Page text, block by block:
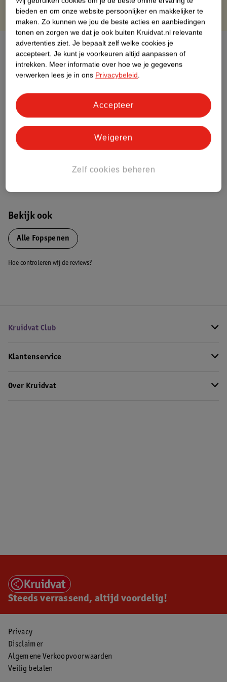
Over dit product
Productinformatie
Nature Impact Score
Dit product heeft (nog) geen Nature
Impact Score.
Meer informatie
Bekijk ook
Alle Fopspenen
Hoe controleren wij de reviews?
Kruidvat Club
Klantenservice
Over Kruidvat
Steeds verrassend, altijd voordelig!
Privacy
Disclaimer
Algemene Verkoopvoorwaarden
Veilig betalen
bieden en om onze website persoonlijker en makkelijker te
maken. Zo kunnen we jou de beste acties en aanbiedingen
tonen en zorgen we dat je ook buiten Kruidvat.nl relevante
advertenties ziet. Je bepaalt zelf welke cookies je
accepteert. Je kunt je voorkeuren altijd aanpassen of
intrekken. Meer informatie over hoe we je gegevens
verwerken lees je in ons Privacybeleid.
Zelf cookies beheren
Weigeren
Accepteer